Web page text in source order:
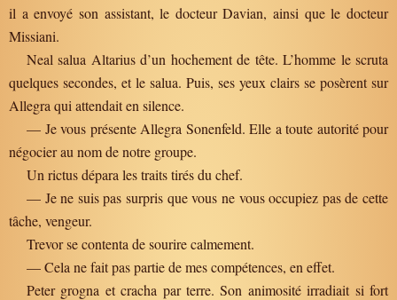
il a envoyé son assistant, le docteur Davian, ainsi que le docteur
Missiani.
Neal salua Altarius d’un hochement de tête. L’homme le scruta
quelques secondes, et le salua. Puis, ses yeux clairs se posèrent sur
Allegra qui attendait en silence.
— Je vous présente Allegra Sonenfeld. Elle a toute autorité pour
négocier au nom de notre groupe.
Un rictus dépara les traits tirés du chef.
— Je ne suis pas surpris que vous ne vous occupiez pas de cette
tâche, vengeur.
Trevor se contenta de sourire calmement.
— Cela ne fait pas partie de mes compétences, en effet.
Peter grogna et cracha par terre. Son animosité irradiait si fort